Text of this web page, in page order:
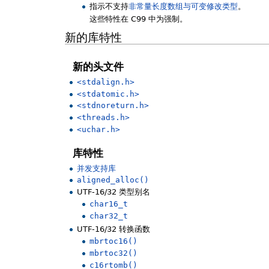
指示不支持非常量长度数组与可变修改类型 。
这些特性在 C99 中为强制。
新的库特性
新的头文件
<stdalign.h>
<stdatomic.h>
<stdnoreturn.h>
<threads.h>
<uchar.h>
库特性
并发支持库
aligned_alloc()
UTF-16/32 类型别名
char16_t
char32_t
UTF-16/32 转换函数
mbrtoc16()
mbrtoc32()
c16rtomb()